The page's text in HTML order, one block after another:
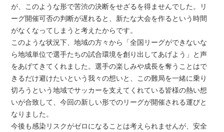
が、このような形で苦渋の決断をせざるを得ませんでした。リ
ーグ開催可否の判断が遅れると、新たな大会を作るという時間
がなくなってしまうと考えたからです。
このような状況下、地域の方々から「全国リーグができないな
ら地域単位で選手たちの試合環境を創り出してあげよう」と声
をあげてきてくれました。選手の楽しみや成長を奪うことはで
きるだけ避けたいという我々の想いと、この難局を一緒に乗り
切ろうという地域でサッカーを支えてくれている皆様の熱い想
いが合致して、今回の新しい形でのリーグが開催される運びと
なりました。
今後も感染リスクがゼロになることは考えられませんが、安全